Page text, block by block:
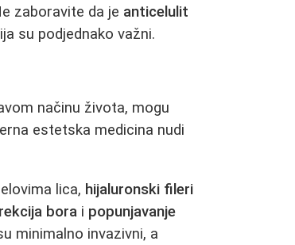
zaboravite da je anticelulit
su podjednako važni.
načinu života, mogu
estetska medicina nudi
lica, hijaluronski fileri
bora i popunjavanje
minimalno invazivni, a